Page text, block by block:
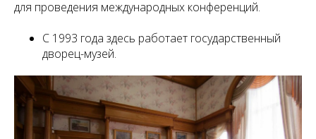
для проведения международных конференций.
С 1993 года здесь работает государственный
дворец-музей.